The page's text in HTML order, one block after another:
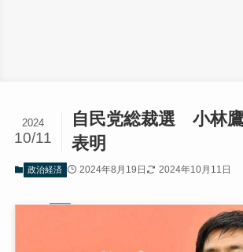
自民党総裁選 小林
表明
2024
10/11
政治経済 2024年8月19日 2024年10月11日